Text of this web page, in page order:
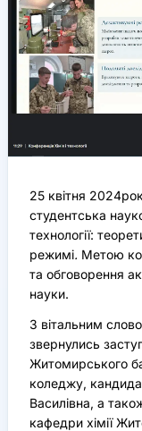
25 квітня
студентська
технології:
режимі. Метою
та обговорення
науки.
З вітальним
звернулись
Житомирського
коледжу,
Василівна, а
кафедри хімії